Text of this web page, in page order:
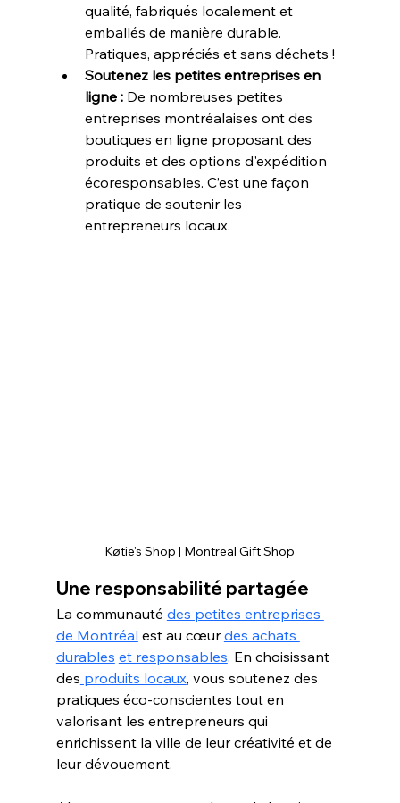
qualité, fabriqués localement et
emballés de manière durable.
Pratiques, appréciés et sans déchets !
Soutenez les petites entreprises en
ligne : De nombreuses petites
entreprises montréalaises ont des
boutiques en ligne proposant des
produits et des options d'expédition
écoresponsables. C’est une façon
pratique de soutenir les
entrepreneurs locaux.
Køtie's Shop | Montreal Gift Shop
Une responsabilité partagée
La communauté des petites entreprises
de Montréal est au cœur des achats
durables et responsables. En choisissant
des produits locaux, vous soutenez des
pratiques éco-conscientes tout en
valorisant les entrepreneurs qui
enrichissent la ville de leur créativité et de
leur dévouement.